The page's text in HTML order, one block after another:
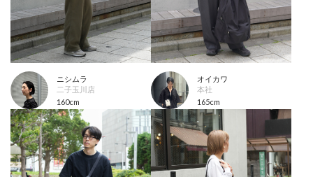
ニシムラ
二子玉川店
160cm
オイカワ
本社
165cm